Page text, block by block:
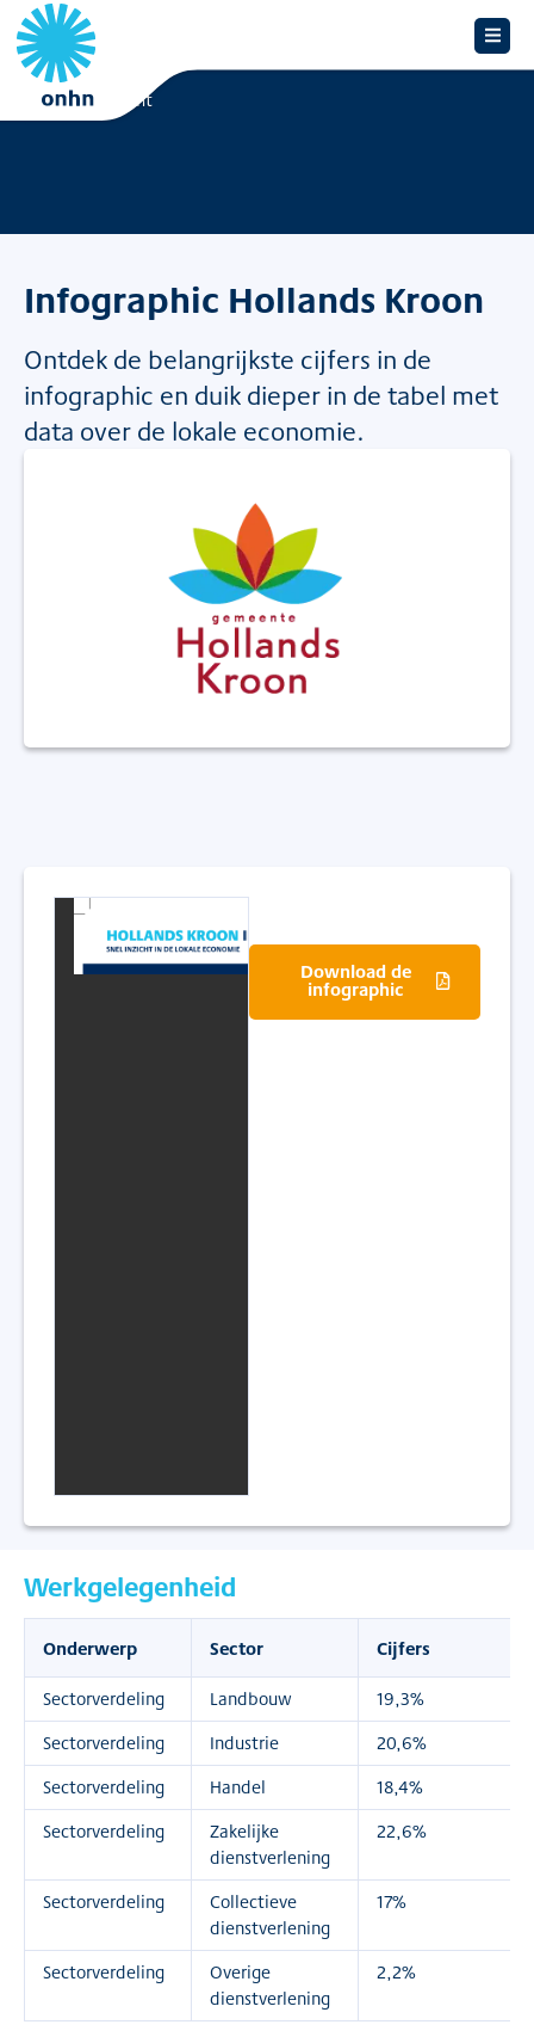
Overzicht
Infographic Hollands Kroon
Ontdek de belangrijkste cijfers in de
infographic en duik dieper in de tabel met
data over de lokale economie.
Download de
infographic
Werkgelegenheid
Onderwerp Sector Cijfers
Sectorverdeling Landbouw
19,3%
Sectorverdeling
Industrie
20,6%
Sectorverdeling
Handel
18,4%
Sectorverdeling
Zakelijke
dienstverlening
22,6%
Sectorverdeling
Collectieve
dienstverlening
17%
Sectorverdeling
Overige
dienstverlening
2,2%